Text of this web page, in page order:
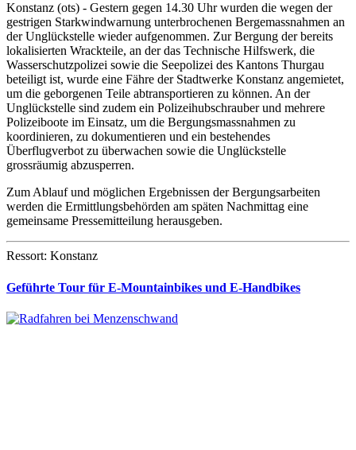
Konstanz (ots) - Gestern gegen 14.30 Uhr wurden die wegen der
gestrigen Starkwindwarnung unterbrochenen Bergemassnahmen an
der Unglückstelle wieder aufgenommen. Zur Bergung der bereits
lokalisierten Wrackteile, an der das Technische Hilfswerk, die
Wasserschutzpolizei sowie die Seepolizei des Kantons Thurgau
beteiligt ist, wurde eine Fähre der Stadtwerke Konstanz angemietet,
um die geborgenen Teile abtransportieren zu können. An der
Unglückstelle sind zudem ein Polizeihubschrauber und mehrere
Polizeiboote im Einsatz, um die Bergungsmassnahmen zu
koordinieren, zu dokumentieren und ein bestehendes
Überflugverbot zu überwachen sowie die Unglückstelle
grossräumig abzusperren.
Zum Ablauf und möglichen Ergebnissen der Bergungsarbeiten
werden die Ermittlungsbehörden am späten Nachmittag eine
gemeinsame Pressemitteilung herausgeben.
Ressort: Konstanz
Geführte Tour für E-Mountainbikes und E-Handbikes